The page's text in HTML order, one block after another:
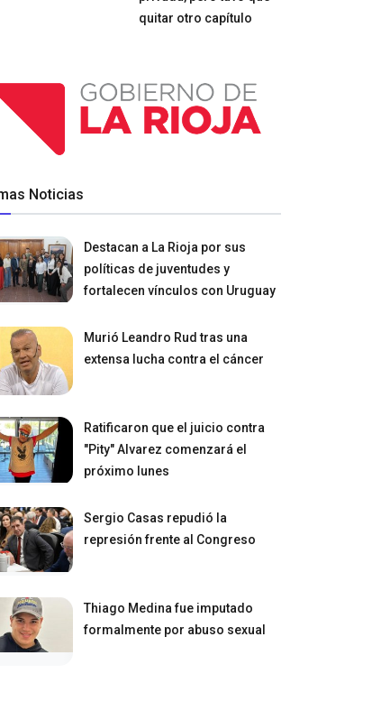
quitar otro capítulo
Noticias
Destacan a La Rioja por sus
políticas de juventudes y
fortalecen vínculos con Uruguay
Murió Leandro Rud tras una
extensa lucha contra el cáncer
Ratificaron que el juicio contra
"Pity" Alvarez comenzará el
próximo lunes
Sergio Casas repudió la
represión frente al Congreso
Thiago Medina fue imputado
formalmente por abuso sexual